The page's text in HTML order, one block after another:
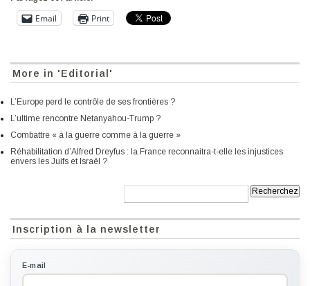
Email Print
More in 'Editorial'
L’Europe perd le contrôle de ses frontières ?
L’ultime rencontre Netanyahou-Trump ?
Combattre « à la guerre comme à la guerre »
Réhabilitation d’Alfred Dreyfus : la France reconnaitra-t-elle les injustices
envers les Juifs et Israël ?
Inscription à la newsletter
E-mail